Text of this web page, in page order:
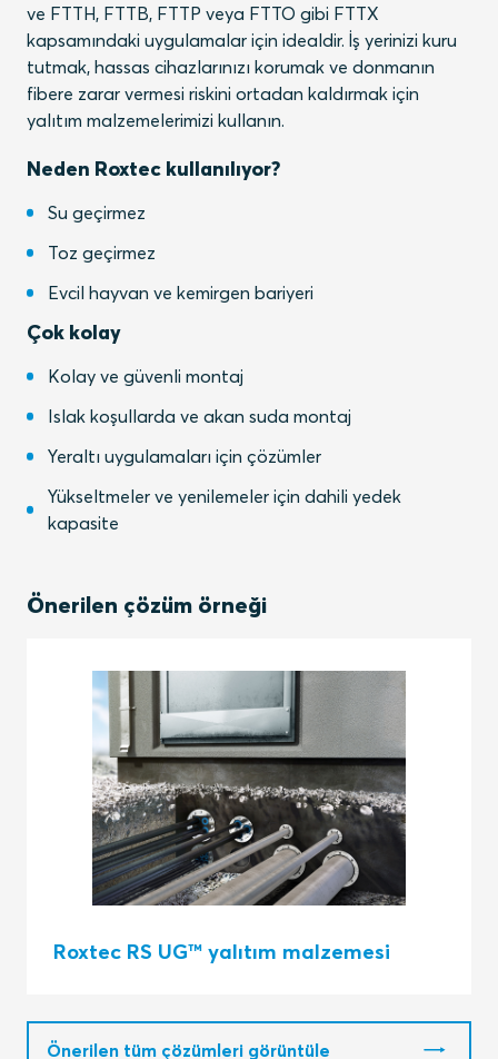
ve FTTH, FTTB, FTTP veya FTTO gibi FTTX
kapsamındaki uygulamalar için idealdir. İş yerinizi kuru
tutmak, hassas cihazlarınızı korumak ve donmanın
fibere zarar vermesi riskini ortadan kaldırmak için
yalıtım malzemelerimizi kullanın.
Neden Roxtec kullanılıyor?
Su geçirmez
Toz geçirmez
Evcil hayvan ve kemirgen bariyeri
Çok kolay
Kolay ve güvenli montaj
Islak koşullarda ve akan suda montaj
Yeraltı uygulamaları için çözümler
Yükseltmeler ve yenilemeler için dahili yedek
kapasite
Önerilen çözüm örneği
Roxtec RS UG™ yalıtım malzemesi
Önerilen tüm çözümleri görüntüle